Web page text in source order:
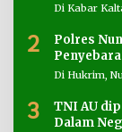
Di Kabar
2
Polres
Di Hukrim,
3
TNI AU
Dalam